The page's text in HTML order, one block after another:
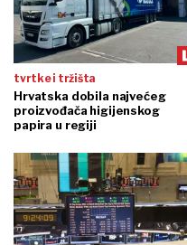
tvrtke i tržišta
Hrvatska dobila najvećeg
proizvođača higijenskog
papira u regiji